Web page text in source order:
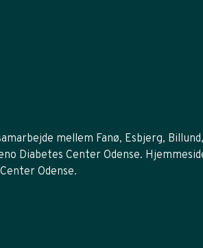
mellem Fanø, Esbjerg,
Diabetes Center Odense.
Odense.